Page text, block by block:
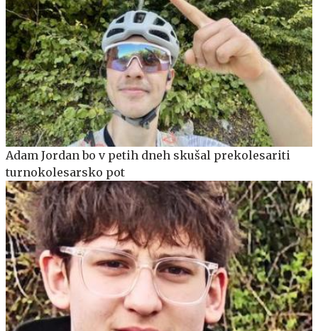
Adam Jordan bo v petih dneh skušal prekolesariti
turnokolesarsko pot